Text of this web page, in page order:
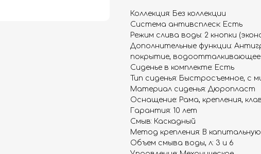
Коллекция: Без коллекции
Система антивсплеск: Есть
Режим слива воды: 2 кнопки
Дополнительные функции:
покрытие,
Сиденье в комплекте: Есть
Тип сиденья: Быстросъемное, с
Материал сиденья: Дюропласт
Оснащение: Рама, крепления,
Гарантия: 10 лет
Смыв: Каскадный
Метод крепления: В
Объем смыва воды, л: 3 и 6